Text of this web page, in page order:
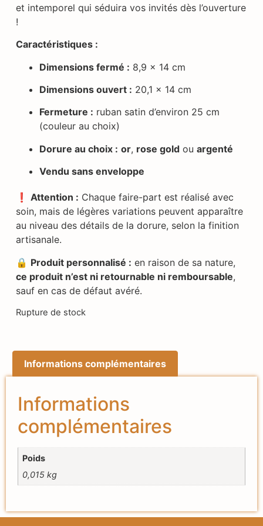
et intemporel qui séduira vos invités dès l’ouverture
!
Caractéristiques :
Dimensions fermé : 8,9 × 14 cm
Dimensions ouvert : 20,1 × 14 cm
Fermeture : ruban satin d’environ 25 cm
(couleur au choix)
Dorure au choix : or, rose goldou argenté
Vendu sans enveloppe
❗ Attention : Chaque faire-part est réalisé avec
soin, mais de légères variations peuvent apparaître
au niveau des détails de la dorure, selon la finition
artisanale.
🔒 Produit personnalisé : en raison de sa nature,
ce produit n’est ni retournable ni remboursable,
sauf en cas de défaut avéré.
Rupture de stock
Informations complémentaires
Informations
complémentaires
Poids
0,015 kg